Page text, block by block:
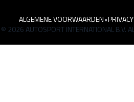
ALGEMENE VOORWAARDEN•
© 2026 AUTOSPORT INTERNATIONAL B.V.